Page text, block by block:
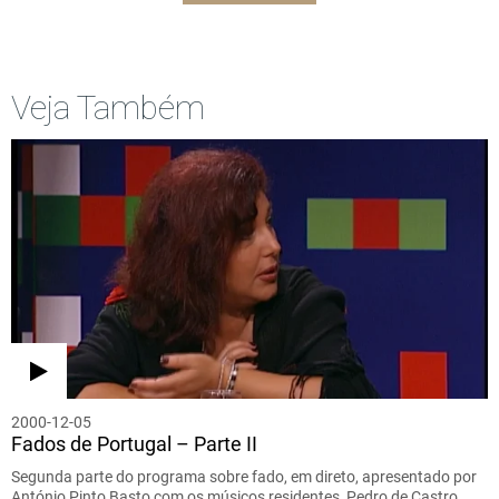
Veja Também
2000-12-05
Fados de Portugal – Parte II
Segunda parte do programa sobre fado, em direto, apresentado por